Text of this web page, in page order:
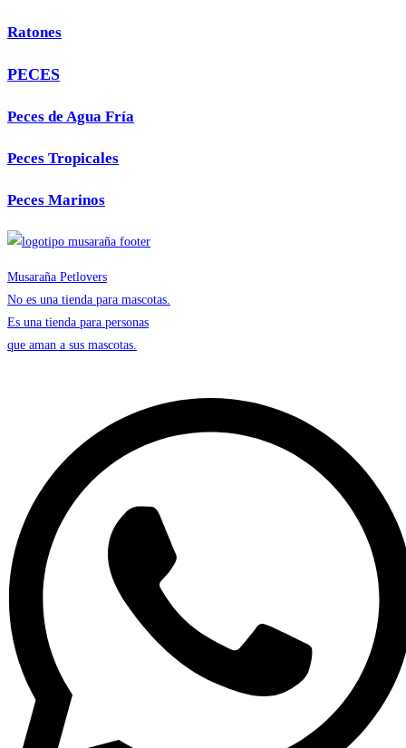
Ratones
PECES
Peces de Agua Fría
Peces Tropicales
Peces Marinos
Musaraña Petlovers
No es una tienda para mascotas.
Es una tienda para personas
que aman a sus mascotas.